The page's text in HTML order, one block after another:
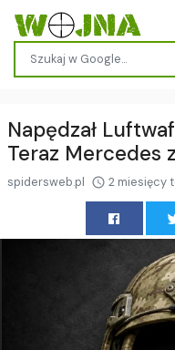
Napędzał
Teraz Mercedes
spidersweb.pl 2 miesięcy